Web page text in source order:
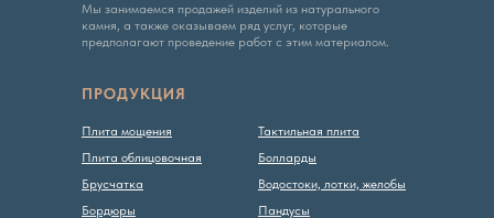
Мы занимаемся продажей изделий из натурального
камня, а также оказываем ряд услуг, которые
предполагают проведение работ с этим материалом.
Тактильная плита
Болларды
Водостоки, лотки, желобы
Пандусы
ПРОДУКЦИЯ
Плита мощения
Плита облицовочная
Брусчатка
Бордюры
Вся представленная на сайте информация, касающаяся